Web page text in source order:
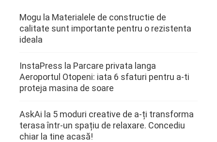
Mogu la Materialele de constructie de
calitate sunt importante pentru o rezistenta
ideala
InstaPress la Parcare privata langa
Aeroportul Otopeni: iata 6 sfaturi pentru a-ti
proteja masina de soare
AskAi la 5 moduri creative de a-ți transforma
terasa într-un spațiu de relaxare. Concediu
chiar la tine acasă!